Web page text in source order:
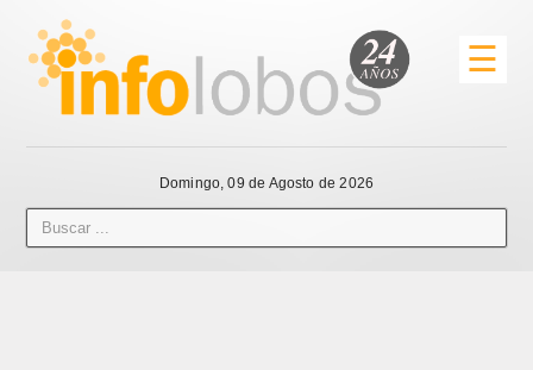
☰
Domingo, 09 de Agosto de 2026